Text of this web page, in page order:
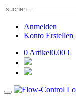
Anmelden
Konto Erstellen
0 Artikel0.00 €